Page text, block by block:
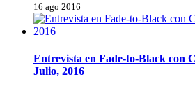
16 ago 2016
Entrevista en Fade-to-Black con
Julio, 2016